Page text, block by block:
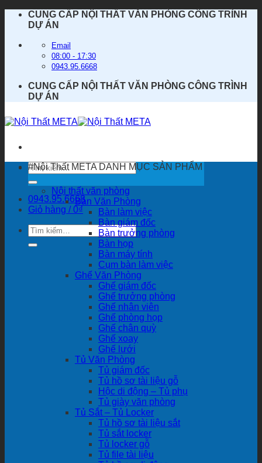
dung
CUNG CẤP NỘI THẤT VĂN PHÒNG CÔNG TRÌNH
DỰ ÁN
Email
08:00 - 17:30
0943.95.6668
CUNG CẤP NỘI THẤT VĂN PHÒNG CÔNG TRÌNH
DỰ ÁN
Tìm
kiếm:
0943.95.6668
Giỏ hàng /0₫
Tìm
kiếm:
#Nội Thất META DANH MỤC SẢN PHẨM
Nội thất văn phòng
Bàn Văn Phòng
Bàn làm việc
Bàn giám đốc
Bàn trưởng phòng
Bàn họp
Bàn máy tính
Cụm bàn làm việc
Ghế Văn Phòng
Ghế giám đốc
Ghế trưởng phòng
Ghế nhân viên
Ghế phòng họp
Ghế chân quỳ
Ghế xoay
Ghế lưới
Tủ Văn Phòng
Tủ giám đốc
Tủ hồ sơ tài liệu gỗ
Hộc di động – Tủ phụ
Tủ giày văn phòng
Tủ Sắt – Tủ Locker
Tủ hồ sơ tài liệu sắt
Tủ sắt locker
Tủ locker gỗ
Tủ file tài liệu